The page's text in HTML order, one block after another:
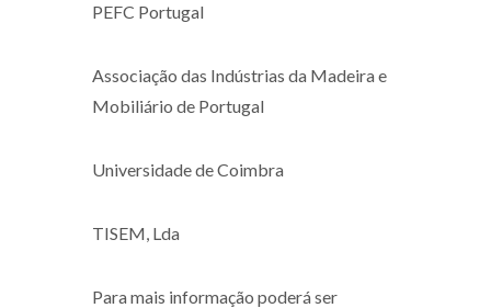
PEFC Portugal
Associação das Indústrias da Madeira e
Mobiliário de Portugal
Universidade de Coimbra
TISEM, Lda
Para mais informação poderá ser